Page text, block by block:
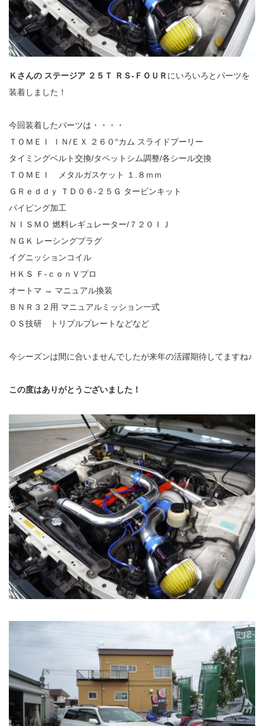
Ｋさんの ステージア ２５Ｔ ＲＳ‐ＦＯＵＲ にいろいろとパーツを
装着しました！
今回装着したパーツは・・・・
ＴＯＭＥＩ ＩＮ/ＥＸ ２６０°カム スライドプーリー
タイミングベルト交換/タペットシム調整/各シール交換
ＴＯＭＥＩ メタルガスケット １.８ｍｍ
ＧＲｅｄｄｙ ＴＤ０６‐２５Ｇ タービンキット
パイピング加工
ＮＩＳＭＯ 燃料レギュレーター/７２０ＩＪ
ＮＧＫ レーシングプラグ
イグニッションコイル
ＨＫＳ Ｆ‐ｃｏｎＶプロ
オートマ → マニュアル換装
ＢＮＲ３２用 マニュアルミッション一式
ＯＳ技研 トリプルプレートなどなど
今シーズンは間に合いませんでしたが来年の活躍期待してますね♪
この度はありがとうございました！